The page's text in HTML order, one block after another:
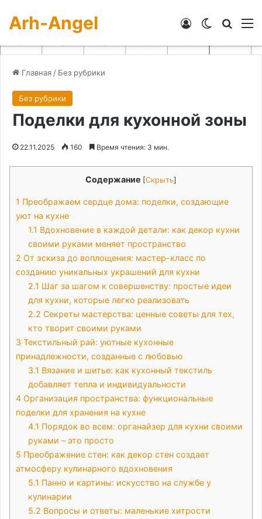
Arh-Angel Switch skin
Войти
Главная / Без рубрики
Без рубрики
Поделки для кухонной зоны
22.11.2025 160 Время чтения: 3 мин.
Содержание [Скрыть]
1 Преображаем сердце дома: поделки, создающие
уют на кухне
1.1 Вдохновение в каждой детали: как декор кухни
своими руками меняет пространство
2 От эскиза до воплощения: мастер-класс по
созданию уникальных украшений для кухни
2.1 Шаг за шагом к совершенству: простые идеи
для кухни, которые легко реализовать
2.2 Секреты мастерства: ценные советы для тех,
кто творит своими руками
3 Текстильный рай: уютные кухонные
принадлежности, созданные с любовью
3.1 Вязание и шитье: как кухонный текстиль
добавляет тепла и индивидуальности
4 Организация пространства: функциональные
поделки для хранения на кухне
4.1 Порядок во всем: органайзер для кухни своими
руками – это просто
5 Преображение стен: как декор стен создает
атмосферу кулинарного вдохновения
5.1 Панно и картины: искусство на службе у
кулинарии
5.2 Вопросы и ответы: маленькие хитрости